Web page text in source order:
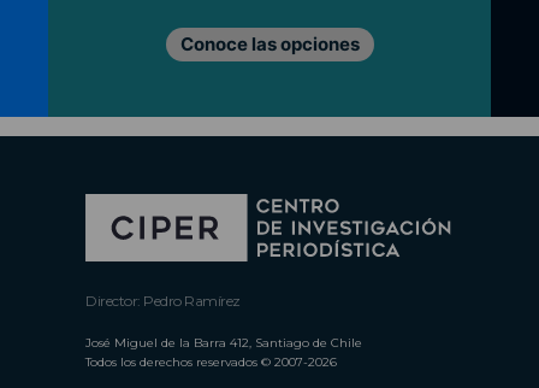
Conoce las opciones
Director: Pedro Ramírez
José Miguel de la Barra 412, Santiago de Chile
Todos los derechos reservados © 2007-2026